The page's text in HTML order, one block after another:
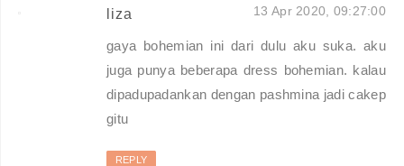
liza 13 Apr 2020, 09:27:00
gaya bohemian ini dari dulu aku suka. aku
juga punya beberapa dress bohemian. kalau
dipadupadankan dengan pashmina jadi cakep
gitu
REPLY